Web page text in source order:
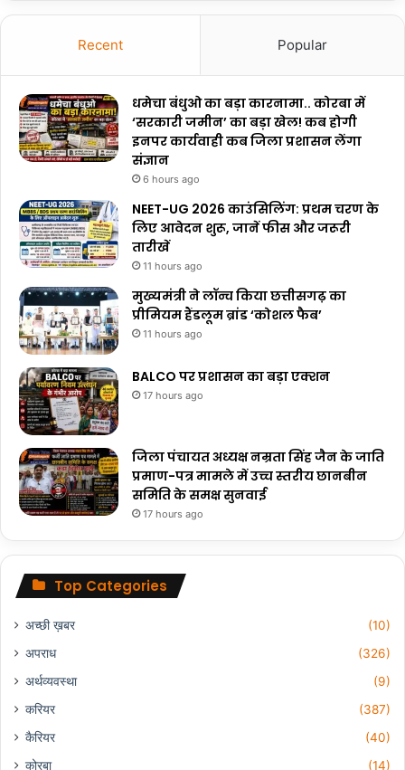
Recent Popular
धमेचा बंधुओ का बड़ा कारनामा.. कोरबा में
‘सरकारी जमीन’ का बड़ा खेल! कब होगी
इनपर कार्यवाही कब जिला प्रशासन लेंगा
संज्ञान
6 hours ago
NEET-UG 2026 काउंसिलिंग: प्रथम चरण के
लिए आवेदन शुरू, जानें फीस और जरूरी
तारीखें
11 hours ago
मुख्यमंत्री ने लॉन्च किया छत्तीसगढ़ का
प्रीमियम हैंडलूम ब्रांड ‘कोशल फैब’
11 hours ago
BALCO पर प्रशासन का बड़ा एक्शन
17 hours ago
जिला पंचायत अध्यक्ष नम्रता सिंह जैन के जाति
प्रमाण-पत्र मामले में उच्च स्तरीय छानबीन
समिति के समक्ष सुनवाई
17 hours ago
Top Categories
अच्छी ख़बर
(10)
अपराध
(326)
अर्थव्यवस्था
(9)
करियर
(387)
कैरियर
(40)
कोरबा
(14)